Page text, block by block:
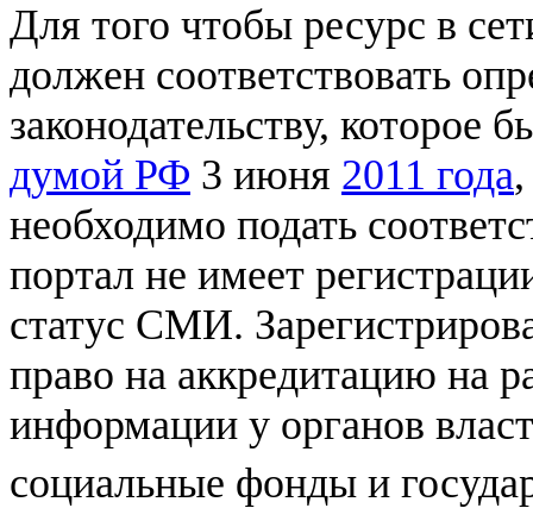
Для того чтобы ресурс в
должен соответствовать
законодательству, которое
думой РФ 3 июня 2011 года
необходимо подать
портал не имеет
статус СМИ.
право на аккредитацию на
информации у органов
социальные фонды и